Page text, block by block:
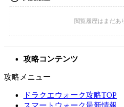
攻略コンテンツ
攻略メニュー
ドラクエウォーク攻略TOP
スマートウォーク最新情報